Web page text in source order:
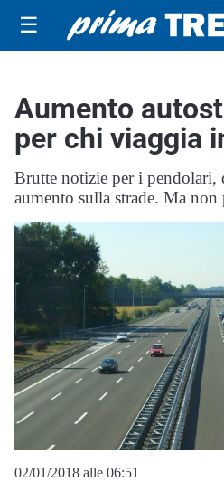
☰
Aumento
per chi viaggia
Brutte notizie per i pendolari,
aumento sulla strade. Ma non
02/01/2018 alle 06:51